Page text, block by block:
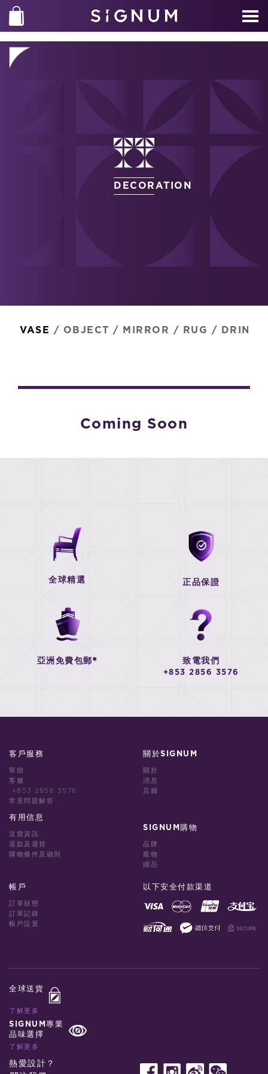
DECORATION
VASE / OBJECT / MIRROR / RUG /
Coming Soon
全球精選 正品保證
亞洲免費包郵* 致電我們
+853 2856 3576
客戶服務
幫助
客服
+853 2856 3576
常見問題解答
有用信息
送貨資訊
退款及退貨
購物條件及細則
關於SIGNUM
關於
消息
店鋪
SIGNUM購物
品牌
龐物
綴品
帳戶
訂單狀態
訂單記錄
帳戶設置
以下安全付款渠道
全球送貨
了解更多
SIGNUM專業
品味選擇
了解更多
熱愛設計？